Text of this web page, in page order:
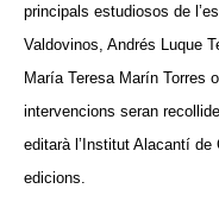
principals estudiosos de
Valdovinos, Andrés Luque
María Teresa Marín Torres
intervencions seran
editarà l’Institut Alacantí
edicions.